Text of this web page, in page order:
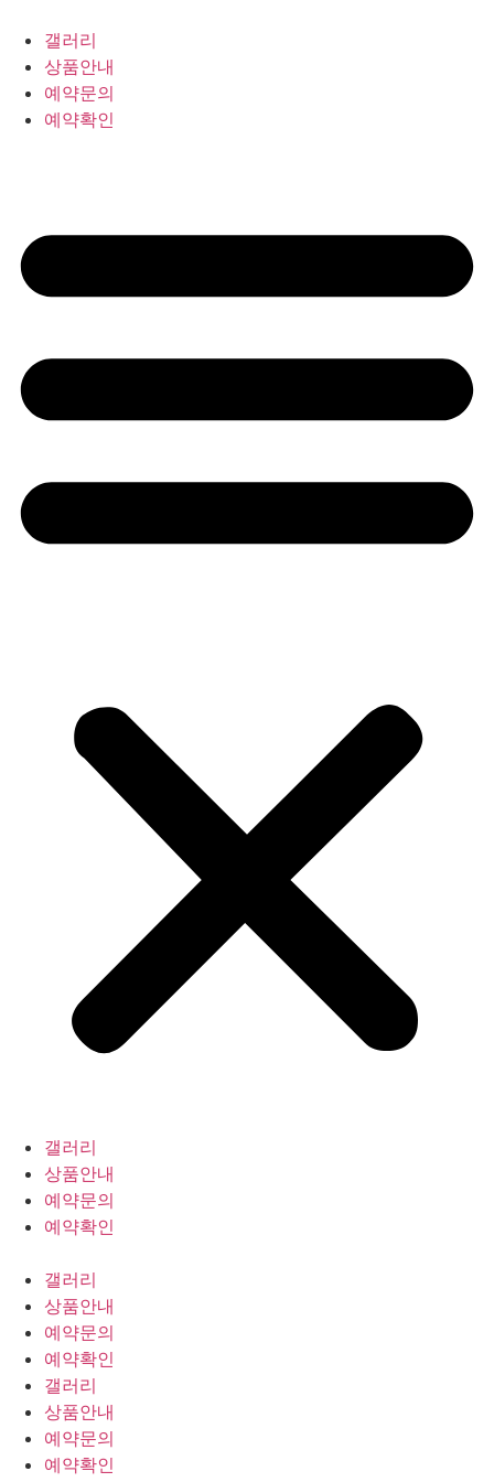
갤러리
상품안내
예약문의
예약확인
갤러리
상품안내
예약문의
예약확인
갤러리
상품안내
예약문의
예약확인
갤러리
상품안내
예약문의
예약확인